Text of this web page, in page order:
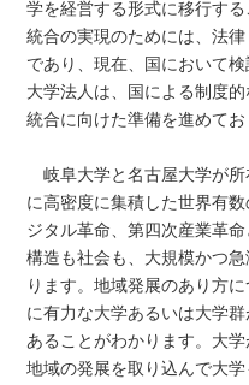
学を経営する形式に移行す
統合の実現のためには、法
であり、現在、国において
大学法人は、国による制度
統合に向けた準備を進めてお
岐阜大学と名古屋大学が
に高密度に集積した世界有
ジタル革命、第四次産業革
構造も社会も、大規模かつ
ります。地域発展のあり方
に有力な大学あるいは大学
あることがわかります。大
地域の発展を取り込んで大